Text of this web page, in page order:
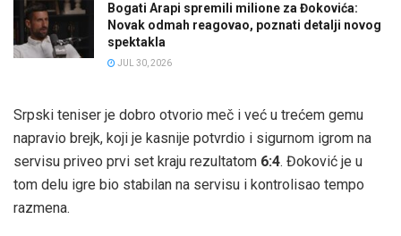
Bogati Arapi spremili milione za Đokovića:
Novak odmah reagovao, poznati detalji novog
spektakla
JUL 30, 2026
Srpski teniser je dobro otvorio meč i već u trećem gemu
napravio brejk, koji je kasnije potvrdio i sigurnom igrom na
servisu priveo prvi set kraju rezultatom 6:4. Đoković je u
tom delu igre bio stabilan na servisu i kontrolisao tempo
razmena.